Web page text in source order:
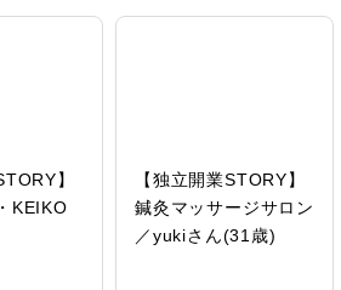
】
KEIKO
【独立開業STORY】
鍼灸マッサージサロン
／yukiさん(31歳)